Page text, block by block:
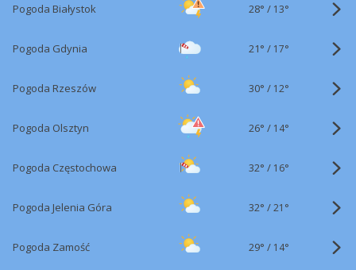
Pogoda Białystok 28° / 13°
Pogoda Gdynia 21° / 17°
Pogoda Rzeszów 30° / 12°
Pogoda Olsztyn 26° / 14°
Pogoda Częstochowa 32° / 16°
Pogoda Jelenia Góra 32° /21°
Pogoda Zamość 29° / 14°